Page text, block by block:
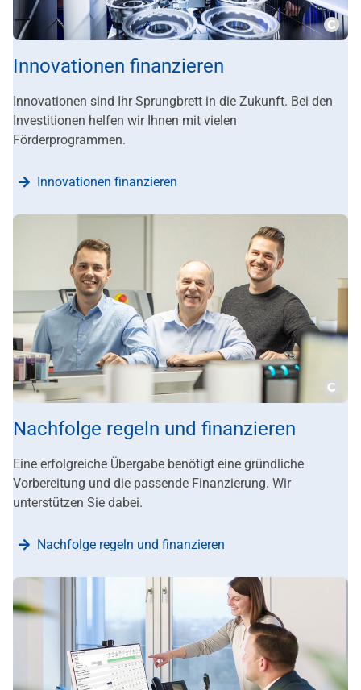
Innovationen finanzieren
Innovationen sind Ihr Sprungbrett in die Zukunft. Bei den
Investitionen helfen wir Ihnen mit vielen
Förderprogrammen.
Innovationen finanzieren
Nachfolge regeln und finanzieren
Eine erfolgreiche Übergabe benötigt eine gründliche
Vorbereitung und die passende Finanzierung. Wir
unterstützen Sie dabei.
Nachfolge regeln und finanzieren